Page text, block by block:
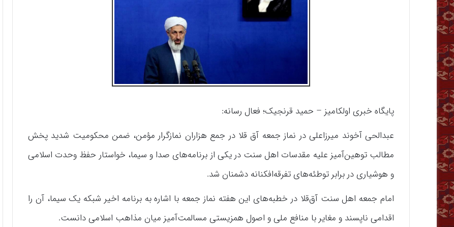
پایگاه خبری اولکامیز – حمید قرنجیک؛ فعال رسانه:
عبدالحی آخوند میرزاعلی در نماز جمعه آق قلا در جمع هزاران نمازگرار مؤمن، ضمن محکومیت شدید پخش
مطالب توهین‌آمیز علیه مقدسات اهل سنت در یکی از برنامه‌های صدا و سیما، خواستار حفظ وحدت اسلامی
و هوشیاری در برابر توطئه‌های تفرقه‌افکنانه دشمنان شد.
امام جمعه اهل سنت آق‌قلا در خطبه‌های این هفته نماز جمعه با اشاره به برنامه اخیر شبکه یک سیما، آن را
اقدامی ناپسند و مغایر با منافع ملی و اصول همزیستی مسالمت‌آمیز میان مذاهب اسلامی دانست.